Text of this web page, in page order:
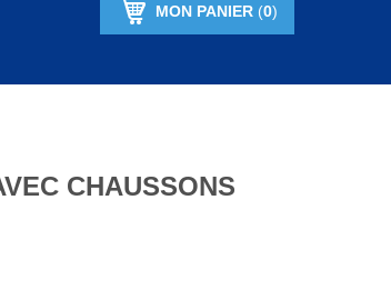
MON PANIER (0)
CHAUSSONS